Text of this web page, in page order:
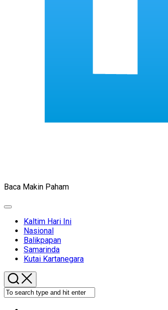
Baca Makin Paham
Expand
Kaltim Hari Ini
Nasional
Current
Page
Parent
Balikpapan
Samarinda
Kutai Kartanegara